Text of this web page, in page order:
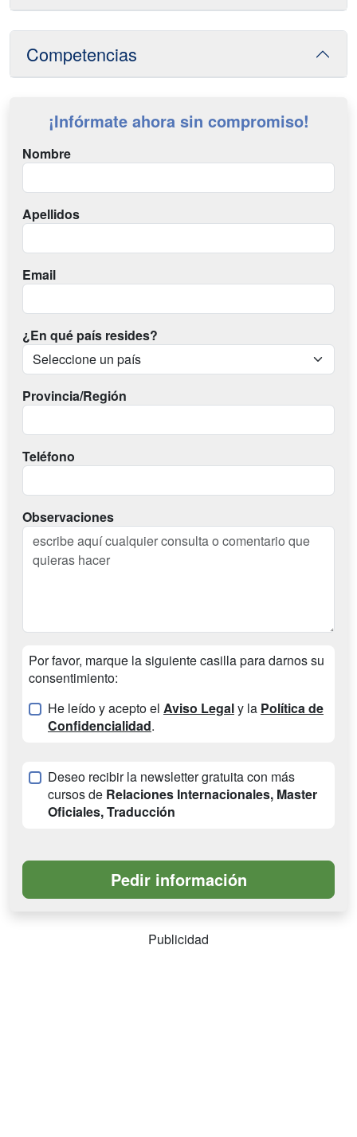
Competencias
¡Infórmate ahora sin compromiso!
Nombre
Apellidos
Email
¿En qué país resides?
Provincia/Región
Teléfono
Observaciones
Por favor, marque la siguiente casilla para darnos su
consentimiento:
He leído y acepto el Aviso Legaly la Política de
Confidencialidad.
Deseo recibir la newsletter gratuita con más
cursos de Relaciones Internacionales, Master
Oficiales, Traducción
Publicidad